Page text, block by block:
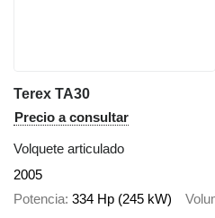
Terex TA30
Precio a consultar
Volquete articulado
2005
Potencia 334 Hp (245 kW)